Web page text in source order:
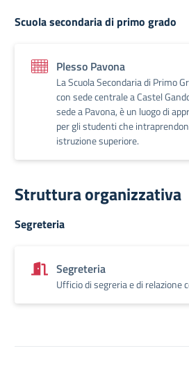
Scuola secondaria di primo grado
Plesso Pavona
La Scuola Secondaria di Primo
con sede centrale a Castel
sede a Pavona, è un luogo di
per gli studenti che
istruzione superiore.
Struttura organizzativa
Segreteria
Segreteria
Ufficio di segreria e di relazione